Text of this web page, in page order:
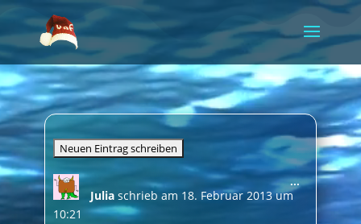
Video-
Player
Julia schrieb am 18. Februar 2013 um
10:21
...Diese
ein-/